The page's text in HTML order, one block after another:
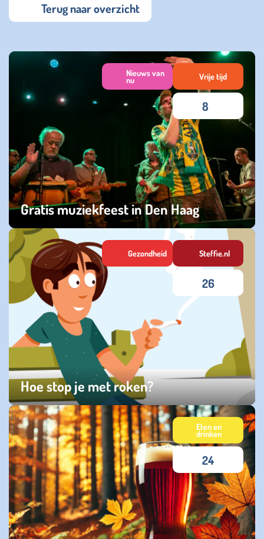
Terug naar overzicht
Gratis muziekfeest in Den Haag
donderdag 06 augustus 2026
Nieuws van
nu Vrije tijd
8
Hoe stop je met roken?
vrijdag 02 januari 2026
Gezondheid Steffie.nl
26
Eten en
drinken
24